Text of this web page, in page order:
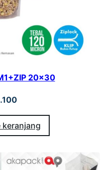
20×30
keranjang